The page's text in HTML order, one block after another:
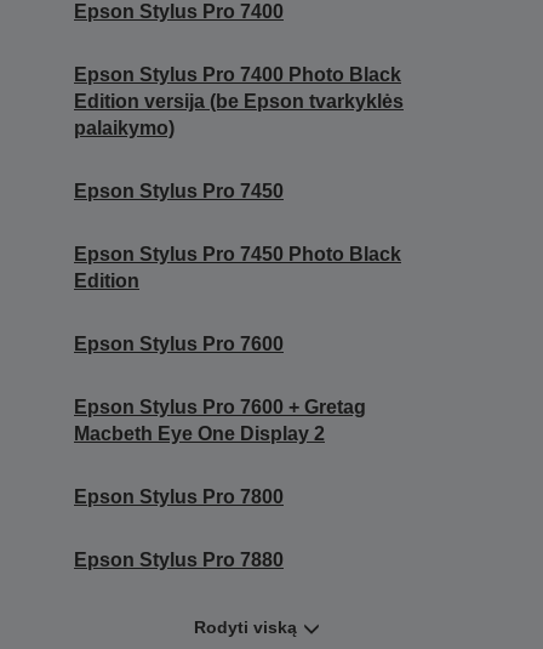
Epson Stylus Pro 7400
Epson Stylus Pro 7400 Photo Black
Edition versija (be Epson tvarkyklės
palaikymo)
Epson Stylus Pro 7450
Epson Stylus Pro 7450 Photo Black
Edition
Epson Stylus Pro 7600
Epson Stylus Pro 7600 + Gretag
Macbeth Eye One Display 2
Epson Stylus Pro 7800
Epson Stylus Pro 7880
Rodyti viską